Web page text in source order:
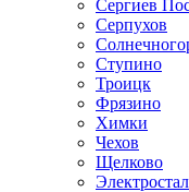
Сергиев
Серпухов
Ступино
Троицк
Фрязино
Химки
Чехов
Щелково